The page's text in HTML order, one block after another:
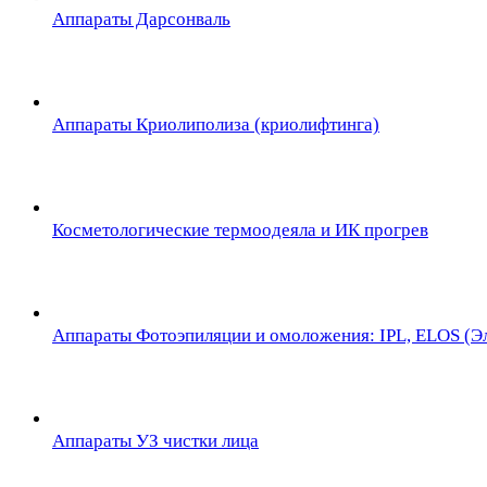
Аппараты Дарсонваль
Аппараты Криолиполиза (криолифтинга)
Косметологические термоодеяла и ИК прогрев
Аппараты Фотоэпиляции и омоложения: IPL, ELOS
Аппараты УЗ чистки лица